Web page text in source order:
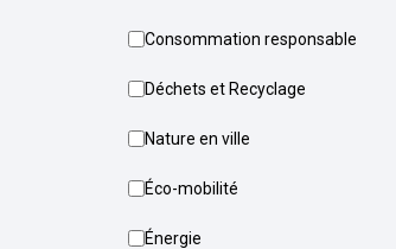
Consommation responsable
Déchets et Recyclage
Nature en ville
Éco-mobilité
Énergie